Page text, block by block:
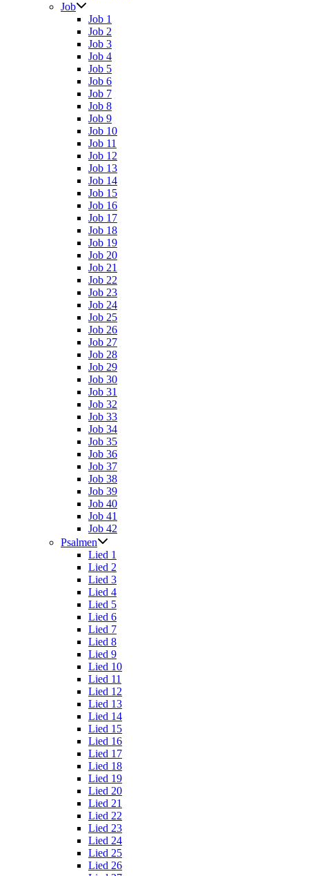
Job
Job 1
Job 2
Job 3
Job 4
Job 5
Job 6
Job 7
Job 8
Job 9
Job 10
Job 11
Job 12
Job 13
Job 14
Job 15
Job 16
Job 17
Job 18
Job 19
Job 20
Job 21
Job 22
Job 23
Job 24
Job 25
Job 26
Job 27
Job 28
Job 29
Job 30
Job 31
Job 32
Job 33
Job 34
Job 35
Job 36
Job 37
Job 38
Job 39
Job 40
Job 41
Job 42
Psalmen
Lied 1
Lied 2
Lied 3
Lied 4
Lied 5
Lied 6
Lied 7
Lied 8
Lied 9
Lied 10
Lied 11
Lied 12
Lied 13
Lied 14
Lied 15
Lied 16
Lied 17
Lied 18
Lied 19
Lied 20
Lied 21
Lied 22
Lied 23
Lied 24
Lied 25
Lied 26